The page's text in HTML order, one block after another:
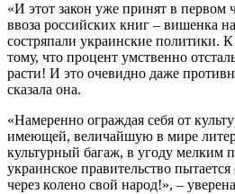
«И этот закон уже принят в первом
ввоза российских книг – вишенка
состряпали украинские политики.
тому, что процент умственно
расти! И это очевидно даже
сказала она.
«Намеренно ограждая себя от
имеющей, величайшую в мире
культурный багаж, в угоду мелким
украинское правительство
через колено свой народ!», –